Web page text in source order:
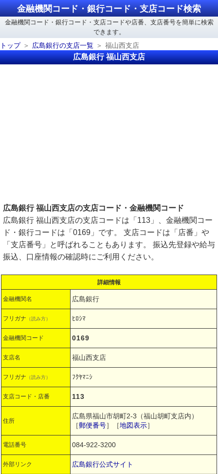
金融機関コード・銀行コード・支店コード検索
金融機関コード・銀行コード・支店コードや店番、支店番号を簡単に検索
できます。
トップ
広島銀行の支店一覧 福山西支店
広島銀行 福山西支店
広島銀行 福山西支店の支店コード・金融機関コード
広島銀行 福山西支店の支店コードは「113」、金融機関コー
ド・銀行コードは「0169」です。 支店コードは「店番」や
「支店番号」と呼ばれることもあります。 振込先登録や給与
振込、口座情報の確認時にご利用ください。
詳細情報
金融機関名 広島銀行
フリガナ （読み方） ﾋﾛｼﾏ
金融機関コード 0169
支店名 福山西支店
フリガナ （読み方） ﾌｸﾔﾏﾆｼ
支店コード・店番 113
住所
広島県福山市胡町2-3（福山胡町支店内）
［郵便番号］［地図表示］
電話番号 084-922-3200
外部リンク 広島銀行公式サイト